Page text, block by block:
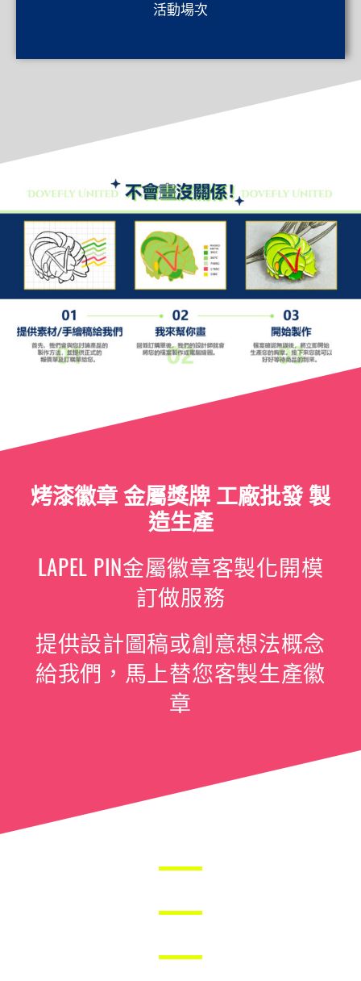
活動場次
烤漆徽章 金屬獎牌 工廠批發 製
造生產
LAPEL PIN金屬徽章客製化開模
訂做服務
提供設計圖稿或創意想法概念
給我們，馬上替您客製生產徽
章